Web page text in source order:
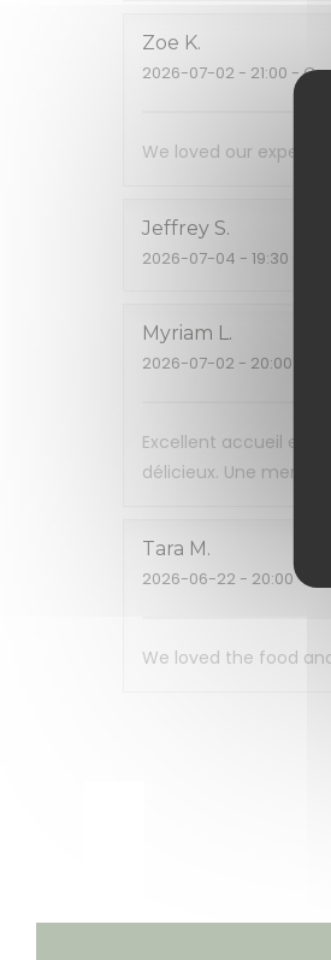
Zoe K
2026-07-02 - 21:00 -
We loved our
Jeffrey S
2026-07-04 - 19:30 -
Myriam L
2026-07-02 - 20:00 -
Excellent accueil et
délicieux. Une
Tara M
2026-06-22 - 20:00 -
We loved the food